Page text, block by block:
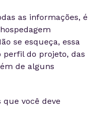
as informações, é
se esqueça, essa
perfil do projeto, das
de alguns
você deve